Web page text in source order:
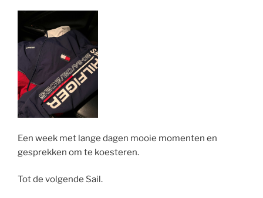
Een week met lange dagen mooie momenten en
gesprekken om te koesteren.
Tot de volgende Sail.